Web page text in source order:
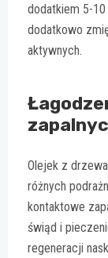
dodatkiem 5-
dodatkowo
aktywnych.
Olejek z
różnych
kontaktowe
świąd i
regeneracji